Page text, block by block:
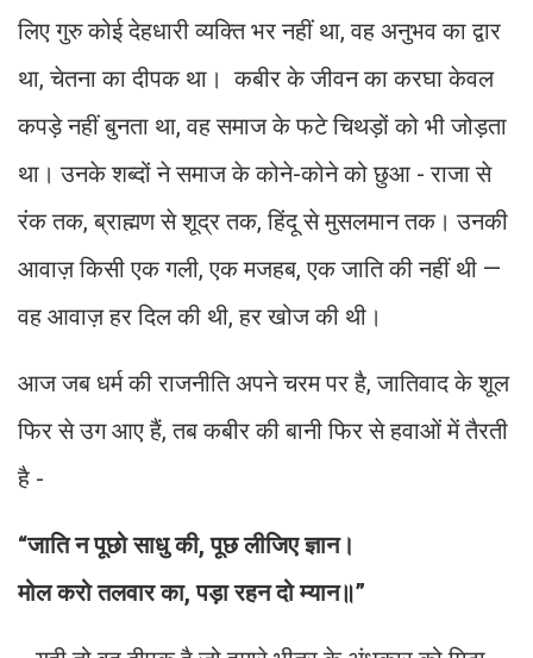
लिए गुरु कोई देहधारी व्यक्ति भर नहीं था, वह अनुभव का द्वार
था, चेतना का दीपक था। कबीर के जीवन का करघा केवल
कपड़े नहीं बुनता था, वह समाज के फटे चिथड़ों को भी जोड़ता
था। उनके शब्दों ने समाज के कोने-कोने को छुआ - राजा से
रंक तक, ब्राह्मण से शूद्र तक, हिंदू से मुसलमान तक। उनकी
आवाज़ किसी एक गली, एक मजहब, एक जाति की नहीं थी —
वह आवाज़ हर दिल की थी, हर खोज की थी।
आज जब धर्म की राजनीति अपने चरम पर है, जातिवाद के शूल
फिर से उग आए हैं, तब कबीर की बानी फिर से हवाओं में तैरती
है -
“जाति न पूछो साधु की, पूछ लीजिए ज्ञान।
मोल करो तलवार का, पड़ा रहन दो म्यान॥”